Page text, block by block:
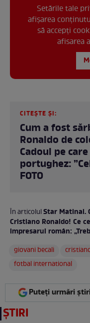
Setările tale
afișarea
să accepți
afisarea
CITEȘTE ȘI:
Cum a fost
Ronaldo de
Cadoul pe
portughez:
FOTO
În articolulStar Matinal.
Cristiano Ronaldo! Ce
impresarul român:
giovani becali
fotbal international
Puteți urmări
ȘTIRI